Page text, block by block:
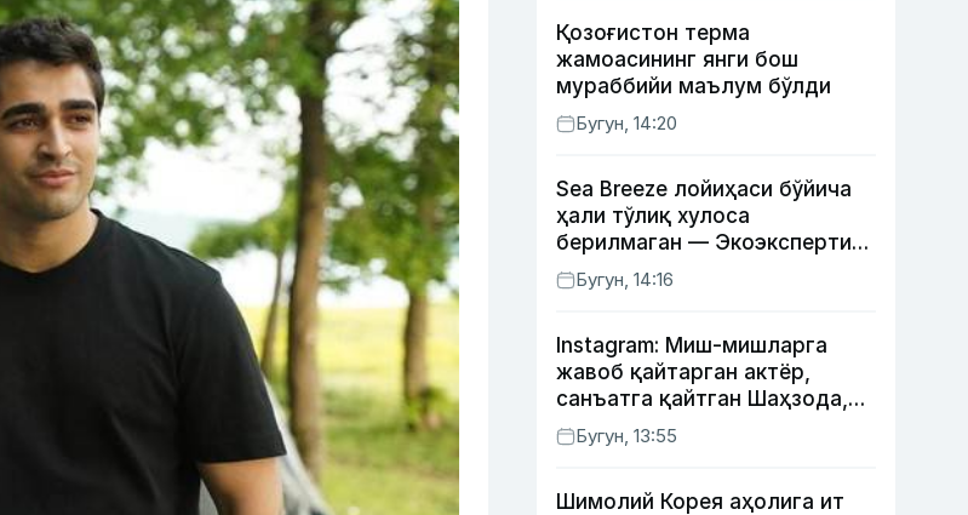
Қозоғистон терма
жамоасининг янги бош
мураббийи маълум бўлди
Бугун, 14:20
Sea Breeze лойиҳаси бўйича
ҳали тўлиқ хулоса
берилмаган — Экоэкспертиза
маркази
Бугун, 14:16
Instagram: Миш-мишларга
жавоб қайтарган актёр,
санъатга қайтган Шаҳзода,
йўлга асфалт ётқизган
Жаҳонгир Отажонов
Бугун, 13:55
Шимолий Корея аҳолига ит